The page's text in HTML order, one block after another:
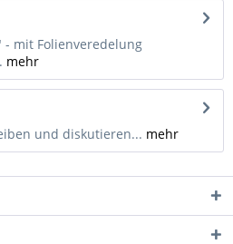
mit Folienveredelung
mehr
und diskutieren... mehr